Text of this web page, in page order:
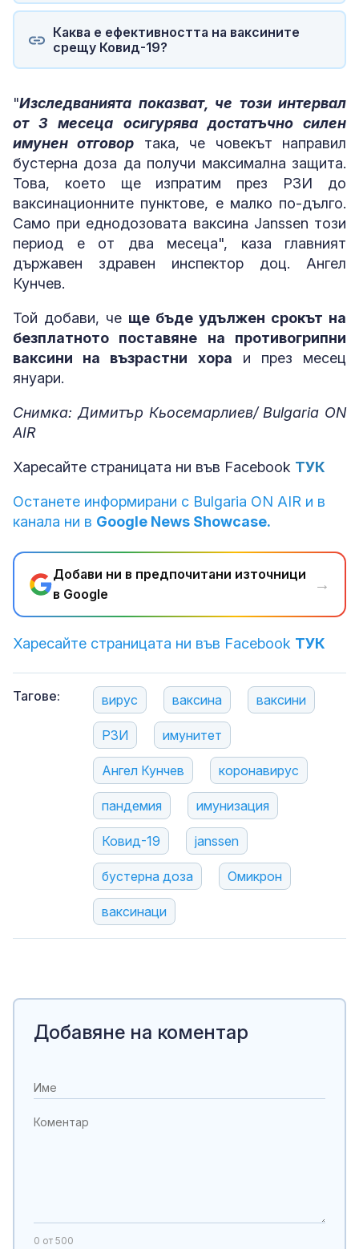
Каква е ефективността на ваксините
срещу Ковид-19?
"Изследванията показват, че този интервал
от 3 месеца осигурява достатъчно силен
имунен отговор така, че човекът направил
бустерна доза да получи максимална защита.
Това, което ще изпратим през РЗИ до
ваксинационните пунктове, е малко по-дълго.
Само при еднодозовата ваксина Janssen този
период е от два месеца", каза главният
държавен здравен инспектор доц. Ангел
Кунчев.
Той добави, че ще бъде удължен срокът на
безплатното поставяне на противогрипни
ваксини на възрастни хора и през месец
януари.
Снимка: Димитър Кьосемарлиев/ Bulgaria ON
AIR
Харесайте страницата ни във Facebook ТУК
Останете информирани с Bulgaria ON AIR и в
канала ни в Google News Showcase.
Добави ни в предпочитани източници
в Google
→
Харесайте страницата ни във Facebook ТУК
Тагове: вирус ваксина ваксини
РЗИ имунитет
Ангел Кунчев коронавирус
пандемия имунизация
Ковид-19 janssen
бустерна доза Омикрон
ваксинаци
Добавяне на коментар
0 от 500